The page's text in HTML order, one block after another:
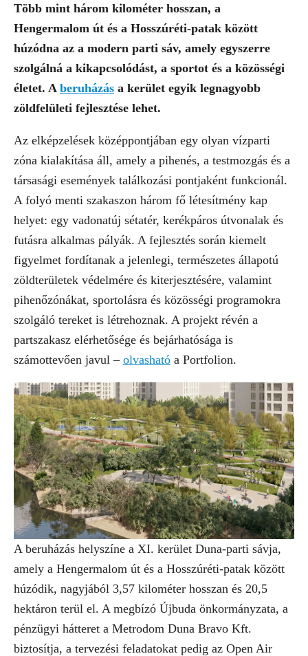
Több mint három kilométer hosszan, a
Hengermalom út és a Hosszúréti-patak között
húzódna az a modern parti sáv, amely egyszerre
szolgálná a kikapcsolódást, a sportot és a közösségi
életet. A beruházás a kerület egyik legnagyobb
zöldfelületi fejlesztése lehet.
Az elképzelések középpontjában egy olyan vízparti
zóna kialakítása áll, amely a pihenés, a testmozgás és a
társasági események találkozási pontjaként funkcionál.
A folyó menti szakaszon három fő létesítmény kap
helyet: egy vadonatúj sétatér, kerékpáros útvonalak és
futásra alkalmas pályák. A fejlesztés során kiemelt
figyelmet fordítanak a jelenlegi, természetes állapotú
zöldterületek védelmére és kiterjesztésére, valamint
pihenőzónákat, sportolásra és közösségi programokra
szolgáló tereket is létrehoznak. A projekt révén a
partszakasz elérhetősége és bejárhatósága is
számottevően javul – olvasható a Portfolion.
A beruházás helyszíne a XI. kerület Duna-parti sávja,
amely a Hengermalom út és a Hosszúréti-patak között
húzódik, nagyjából 3,57 kilométer hosszan és 20,5
hektáron terül el. A megbízó Újbuda önkormányzata, a
pénzügyi hátteret a Metrodom Duna Bravo Kft.
biztosítja, a tervezési feladatokat pedig az Open Air